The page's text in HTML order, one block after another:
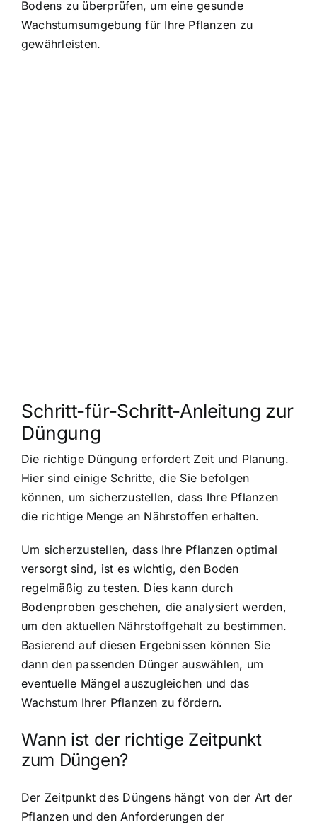
Bodens zu überprüfen, um eine gesunde
Wachstumsumgebung für Ihre Pflanzen zu
gewährleisten.
Schritt-für-Schritt-Anleitung zur
Düngung
Die richtige Düngung erfordert Zeit und Planung.
Hier sind einige Schritte, die Sie befolgen
können, um sicherzustellen, dass Ihre Pflanzen
die richtige Menge an Nährstoffen erhalten.
Um sicherzustellen, dass Ihre Pflanzen optimal
versorgt sind, ist es wichtig, den Boden
regelmäßig zu testen. Dies kann durch
Bodenproben geschehen, die analysiert werden,
um den aktuellen Nährstoffgehalt zu bestimmen.
Basierend auf diesen Ergebnissen können Sie
dann den passenden Dünger auswählen, um
eventuelle Mängel auszugleichen und das
Wachstum Ihrer Pflanzen zu fördern.
Wann ist der richtige Zeitpunkt
zum Düngen?
Der Zeitpunkt des Düngens hängt von der Art der
Pflanzen und den Anforderungen der